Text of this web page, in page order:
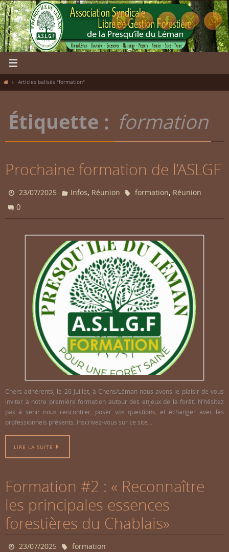
Passer
vers
le
contenu
HomeArticles balisés "formation"
Étiquette : formation
Prochaine formation de l’ASLGF
23/07/2025 Infos, Réunion formation, Réunion
0
Chers adhérents, le 26 Juillet, à Chens/Léman nous avons le plaisir de vous
inviter à notre première formation autour des enjeux de la forêt. N’hésitez
pas à venir nous rencontrer, poser vos questions, et échanger avec les
professionnels présents. Inscrivez-vous sur ce site…
LIRE LA SUITE
Formation #2 : « Reconnaître
les principales essences
forestières du Chablais»
23/07/2025 formation